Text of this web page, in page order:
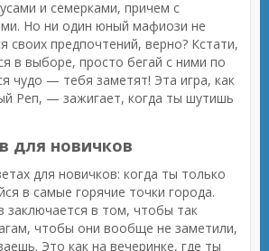
и семерками, причем с
Но ни один юный мафиози не
своих предпочтений, верно? Кстати,
в выборе, просто бегай с ними по
чудо — тебя заметят! Эта игра, как
Реп, — зажигает, когда ты шутишь
для новичков
для новичков: когда ты только
в самые горячие точки города.
заключается в том, чтобы так
чтобы они вообще не заметили,
Это как на вечеринке, где ты